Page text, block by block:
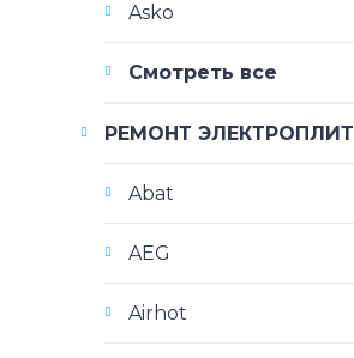
Asko
Смотреть все
РЕМОНТ ЭЛЕКТРОПЛИТ
Abat
AEG
Airhot